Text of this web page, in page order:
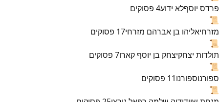
פרדס יוסףלא ידוע4 פסוקים
📜
מזרחיאליהו בן אברהם מזרחי17 פסוקים
📜
תולדות יצחקיצחק בן יוסף קארו7 פסוקים
📜
ספורנוספורנו11 פסוקים
📜